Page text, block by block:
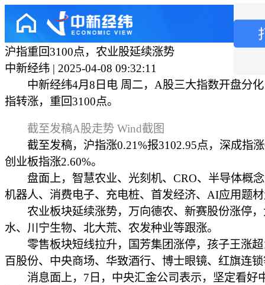
沪指重回3100点，农业股延续涨势
中新经纬 | 2025-04-08 09:32:11
中新经纬4月8日电 周二，A股三大指数开盘分化
指转涨，重回3100点。
截至发稿A股走势 Wind截图
截至发稿，沪指涨0.21%报3102.95点，深成指涨
创业板指涨2.60%。
盘面上，智慧农业、光刻机、CRO、半导体概
机器人、消费电子、充电桩、首发经济、AI应用题
农业板块延续涨势，万向德农、新赛股份涨停，
水、川宁生物、北大荒、农发种业等跟涨。
零售板块短线拉升，国芳集团涨停，孩子王涨超
百股份、中央商场、华致酒行、博士眼镜、红旗连
消息面上，7日，中央汇金公司表示，坚定看好